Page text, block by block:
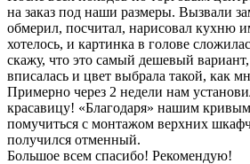
на заказ под наши размеры. Вызвали
обмерил, посчитал, нарисовал кухню
хотелось, и картинка в голове
скажу, что это самый дешевый
вписалась и цвет выбрала такой, как
Примерно через 2 недели нам
красавицу! «Благодаря» нашим
помучиться с монтажом верхних
получился отменный.
Большое всем спасибо! Рекомендую!